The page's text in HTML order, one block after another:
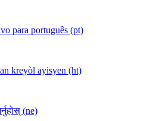
para português (pt)
kreyòl ayisyen (ht)
(ne)